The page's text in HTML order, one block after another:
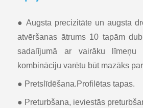
● Augsta precizitāte un augsta
atvēršanas ātrums 10 tapām
sadalījumā ar vairāku līmeņu
kombināciju varētu būt mazāks
● Pretslīdēšana.Profilētas tapas.
● Preturbšana, ieviestās